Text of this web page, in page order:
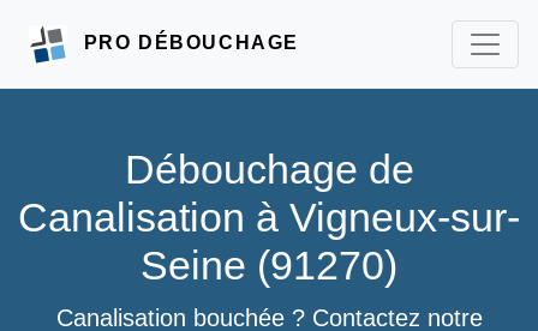
PRO DÉBOUCHAGE
Débouchage de
Canalisation à Vigneux-sur-
Seine (91270)
Canalisation bouchée ? Contactez notre